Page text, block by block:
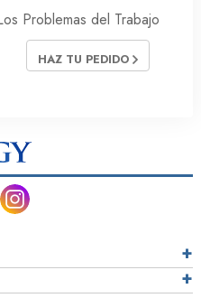
Problemas del Trabajo
HAZ TU PEDIDO